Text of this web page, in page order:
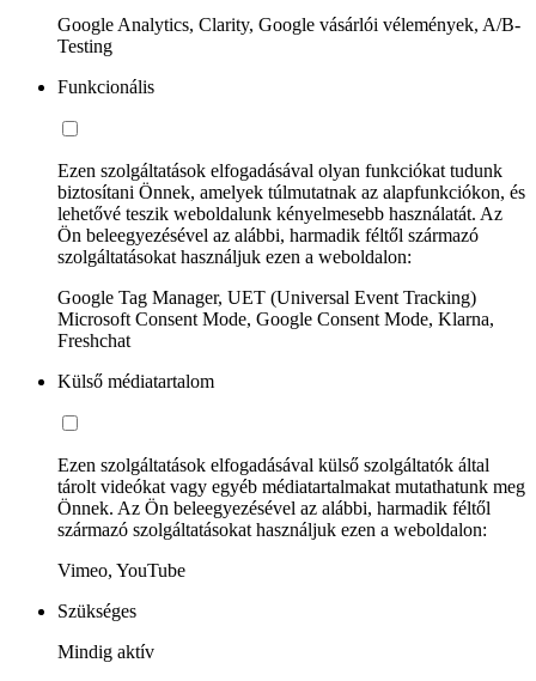
Google Analytics, Clarity, Google vásárlói vélemények, A/B-
Testing
Funkcionális
Ezen szolgáltatások elfogadásával olyan funkciókat tudunk
biztosítani Önnek, amelyek túlmutatnak az alapfunkciókon, és
lehetővé teszik weboldalunk kényelmesebb használatát. Az
Ön beleegyezésével az alábbi, harmadik féltől származó
szolgáltatásokat használjuk ezen a weboldalon:
Google Tag Manager, UET (Universal Event Tracking)
Microsoft Consent Mode, Google Consent Mode, Klarna,
Freshchat
Külső médiatartalom
Ezen szolgáltatások elfogadásával külső szolgáltatók által
tárolt videókat vagy egyéb médiatartalmakat mutathatunk meg
Önnek. Az Ön beleegyezésével az alábbi, harmadik féltől
származó szolgáltatásokat használjuk ezen a weboldalon:
Vimeo, YouTube
Szükséges
Mindig aktív